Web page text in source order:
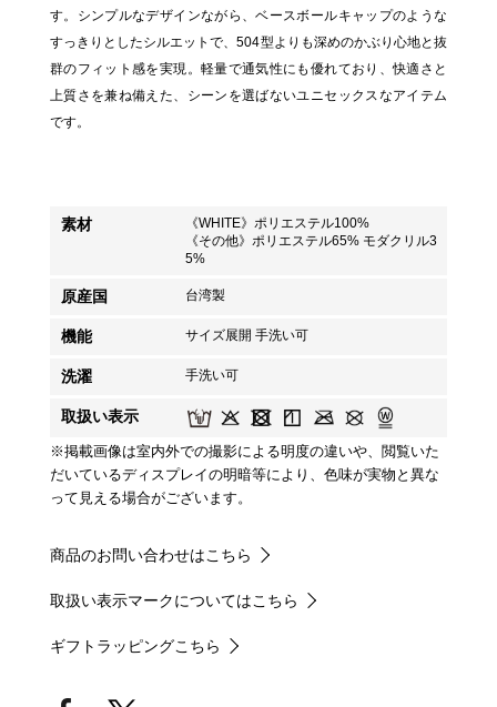
す。シンプルなデザインながら、ベースボールキャップのような
すっきりとしたシルエットで、504型よりも深めのかぶり心地と抜
群のフィット感を実現。軽量で通気性にも優れており、快適さと
上質さを兼ね備えた、シーンを選ばないユニセックスなアイテム
です。
素材
《WHITE》ポリエステル100%
《その他》ポリエステル65% モダクリル3
5%
原産国 台湾製
機能 サイズ展開 手洗い可
洗濯 手洗い可
取扱い表示
※掲載画像は室内外での撮影による明度の違いや、閲覧いた
だいているディスプレイの明暗等により、色味が実物と異な
って見える場合がございます。
商品のお問い合わせはこちら
取扱い表示マークについてはこちら
ギフトラッピングこちら